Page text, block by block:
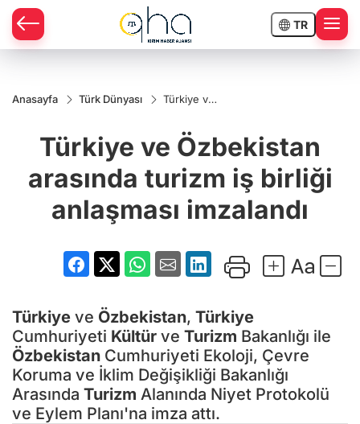
TR
Anasayfa Türk Dünyası
Türkiye ve
turizm iş
birliği
imzalandı
Türkiye ve Özbekistan
arasında turizm iş birliği
anlaşması imzalandı
Türkiye ve Özbekistan, Türkiye
Cumhuriyeti Kültür ve Turizm Bakanlığı ile
Özbekistan Cumhuriyeti Ekoloji, Çevre
Koruma ve İklim Değişikliği Bakanlığı
Arasında Turizm Alanında Niyet Protokolü
ve Eylem Planı'na imza attı.